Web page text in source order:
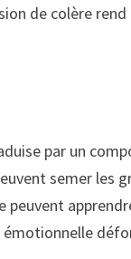
de colère
par un
semer les